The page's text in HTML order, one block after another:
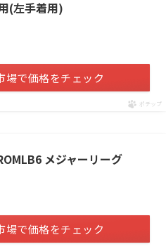
(左手着用)
場で価格をチェック
ポチップ
メジャーリーグ
場で価格をチェック